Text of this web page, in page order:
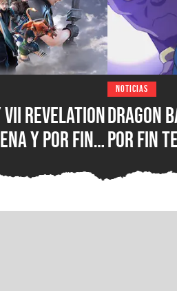
VII Revelation
y por fin
NOTICIAS
Dragon
por fin
más